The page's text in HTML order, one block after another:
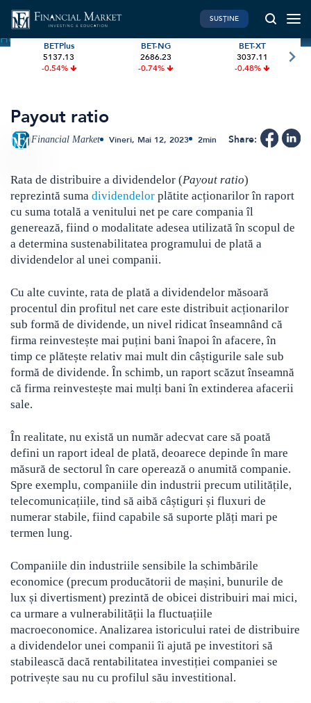
Home»Terms»Payout ratio
PIATA DE CAPITAL
International
BVB Recap
Bursa
Acțiunea Zilei
Brokeri
BROKERI
FINANTE PERSONALE
Asigurari
Start-Up
FINTECH
Artificial Intelligence
Digital Trends
Crypto
Digital payments
ESG Investments
Renewable Energy
Sustainability
SUSȚINE
BETPlus
5137.13
-0.54%
BET-NG
2686.23
-0.74%
BET-XT
3037.11
-0.48%
Payout ratio
Financial Market Vineri, Mai 12, 2023 2min Share:
Rata de distribuire a dividendelor (Payout ratio)
reprezintă suma dividendelor plătite acționarilor în raport
cu suma totală a venitului net pe care compania îl
generează, fiind o modalitate adesea utilizată în scopul de
a determina sustenabilitatea programului de plată a
dividendelor al unei companii.
Cu alte cuvinte, rata de plată a dividendelor măsoară
procentul din profitul net care este distribuit acționarilor
sub formă de dividende, un nivel ridicat înseamnând că
firma reinvestește mai puțini bani înapoi în afacere, în
timp ce plătește relativ mai mult din câștigurile sale sub
formă de dividende. În schimb, un raport scăzut înseamnă
că firma reinvestește mai mulți bani în extinderea afacerii
sale.
În realitate, nu există un număr adecvat care să poată
defini un raport ideal de plată, deoarece depinde în mare
măsură de sectorul în care operează o anumită companie.
Spre exemplu, companiile din industrii precum utilitățile,
telecomunicațiile, tind să aibă câștiguri și fluxuri de
numerar stabile, fiind capabile să suporte plăți mari pe
termen lung.
Companiile din industriile sensibile la schimbările
economice (precum producătorii de mașini, bunurile de
lux și divertisment) prezintă de obicei distribuiri mai mici,
ca urmare a vulnerabilității la fluctuațiile
macroeconomice. Analizarea istoricului ratei de distribuire
a dividendelor unei companii îi ajută pe investitori să
stabilească dacă rentabilitatea investiției companiei se
potrivește sau nu cu profilul său investitional.